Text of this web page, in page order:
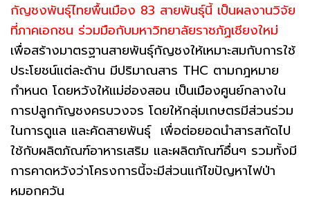
กัญชงพันธุ์ไทยพื้นเมือง 83 สายพันธุ์นี้ เป็นผลงานวิจัย
ที่ภาคเอกชน ร่วมมือกับมหาวิทยาลัยราชภัฏเชียงใหม่
เพื่อสร้างมาตรฐานสายพันธุ์กัญชงให้เหมาะสมกับการใช้
ประโยชน์แต่ละด้าน มีปริมาณสาร THC ตามกฎหมาย
กำหนด โดยหวังให้แม่ฮ่องสอน เป็นเมืองศูนย์กลางใน
การปลูกกัญชงครบวงจร โดยให้กลุ่มเกษตรมีส่วนร่วม
ในการดูแล และคัดสายพันธุ์ เพื่อต่อยอดนำสารสกัดไป
ใช้กับผลิตภัณฑ์อาหารเสริม และผลิตภัณฑ์อื่นๆ รวมทั้งมี
การคาดหวังว่าโครงการนี้จะมีส่วนแก้ไขปัญหาไฟป่า
หมอกควัน